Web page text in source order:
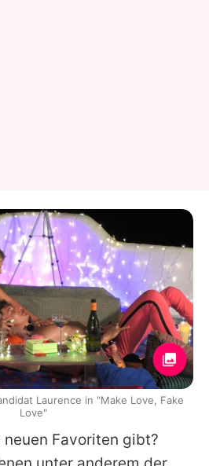
Favoriten gibt?
Laurence in "Make Love, Fake
Love"